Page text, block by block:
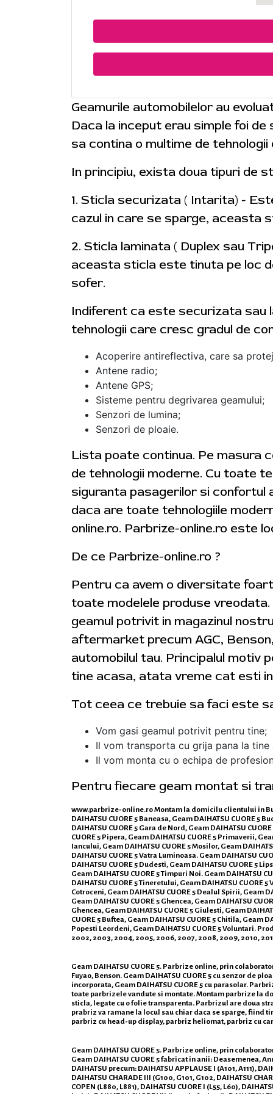
Geamurile automobilelor au
Daca la inceput erau simple foi
sa contina o multime de
In principiu, exista doua tipuri de
1. Sticla securizata ( Intarita) -
cazul in care se sparge, aceasta
2. Sticla laminata ( Duplex sau
aceasta sticla este tinuta pe loc
sofer.
Indiferent ca este securizata sau
tehnologii care cresc gradul de
Acoperire antireflectiva, care sa
Antene radio;
Antene GPS;
Sisteme pentru degrivarea geamului;
Senzori de lumina;
Senzori de ploaie.
Lista poate continua. Pe masura
de tehnologii moderne. Cu toate
siguranta pasagerilor si confortul
daca are toate tehnologiile
online.ro. Parbrize-online.ro este
De ce Parbrize-online.ro ?
Pentru ca avem o diversitate
toate modelele produse
geamul potrivit in magazinul
aftermarket precum AGC,
automobilul tau. Principalul motiv
tine acasa, atata vreme cat esti
Tot ceea ce trebuie sa faci este
Vom gasi geamul potrivit pentru tine;
Il vom transporta cu grija pana la tine
Il vom monta cu o echipa de
Pentru fiecare geam montat si
www.parbrize-online.roMontam la domicilu clientului in
DAIHATSU CUORE 5 Baneasa, Geam DAIHATSU CUORE 5
DAIHATSU CUORE 5 Gara de Nord, Geam DAIHATSU
CUORE 5 Pipera, Geam DAIHATSU CUORE 5 Primaverii,
Iancului, Geam DAIHATSU CUORE 5 Mosilor, Geam
DAIHATSU CUORE 5 Vatra Luminoasa. Geam DAIHATSU
DAIHATSU CUORE 5 Dudesti, Geam DAIHATSU CUORE 5
Geam DAIHATSU CUORE 5 Timpuri Noi. Geam DAIHATSU
DAIHATSU CUORE 5 Tineretului, Geam DAIHATSU CUORE
Cotroceni, Geam DAIHATSU CUORE 5 Dealul Spirii, Geam
Geam DAIHATSU CUORE 5 Ghencea, Geam DAIHATSU
Ghencea, Geam DAIHATSU CUORE 5 Giulesti, Geam
CUORE 5 Buftea, Geam DAIHATSU CUORE 5 Chitila, Geam
Popesti Leordeni, Geam DAIHATSU CUORE 5 Voluntari.
2002, 2003, 2004, 2005, 2006, 2007, 2008, 2009, 2010,
Geam DAIHATSU CUORE 5. Parbrize online, prin
Fuyao, Benson. Geam DAIHATSU CUORE 5 cu senzor de
incorporata, Geam DAIHATSU CUORE 5 cu parasolar.
toate parbrizele vandute si montate. Montam parbrize la
sticla, legate cu o folie transparenta. Parbrizul are doua
prabriz va ramane la locul sau chiar daca se sparge,
parbriz cu head-up display, parbriz heliomat, parbriz cu
Geam DAIHATSU CUORE 5. Parbrize online, prin
Geam DAIHATSU CUORE 5 fabricat in anii:
DAIHATSU precum: DAIHATSU APPLAUSE I (A101, A111),
DAIHATSU CHARADE III (G100, G101, G102, DAIHATSU
COPEN (L880, L881), DAIHATSU CUORE I (L55, L60),